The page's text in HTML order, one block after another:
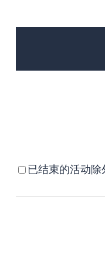
已结束的活动除